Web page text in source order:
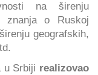
na širenju
znanja o Ruskoj
geografskih,
u Srbiji realizovao